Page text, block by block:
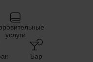
услуги
Бар